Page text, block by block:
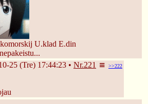
U.klad E.din
25 (Tre) 17:44:23 Nr.221 >>222